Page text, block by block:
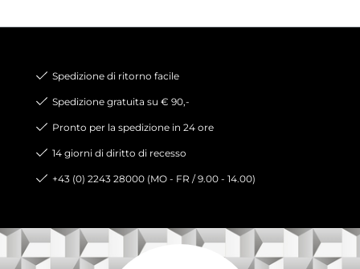
Spedizione di ritorno facile
Spedizione gratuita su € 90,-
Pronto per la spedizione in 24 ore
14 giorni di diritto di recesso
+43 (0) 2243 28000 (MO - FR / 9.00 - 14.00)